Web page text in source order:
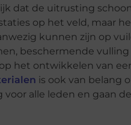
dat de uitrusting
op het veld, maar
kunnen zijn op
beschermende
het ontwikkelen van
is ook van belang
alle leden en gaan